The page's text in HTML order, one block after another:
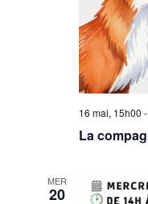
16 mai, 15h00 -
La
MER
20